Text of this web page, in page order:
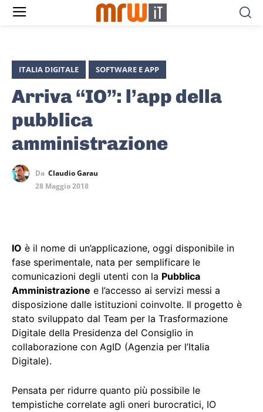
ITALIA DIGITALE SOFTWARE E APP
Arriva “IO”: l’app della
pubblica
amministrazione
Da Claudio Garau
28 Maggio 2018
IO è il nome di un’applicazione, oggi disponibile in
fase sperimentale, nata per semplificare le
comunicazioni degli utenti con la Pubblica
Amministrazione e l’accesso ai servizi messi a
disposizione dalle istituzioni coinvolte. Il progetto è
stato sviluppato dal Team per la Trasformazione
Digitale della Presidenza del Consiglio in
collaborazione con AgID (Agenzia per l’Italia
Digitale).
Pensata per ridurre quanto più possibile le
tempistiche correlate agli oneri burocratici, IO